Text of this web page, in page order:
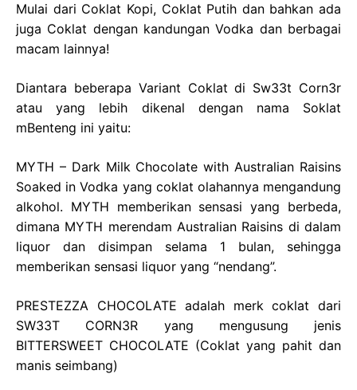
Mulai dari Coklat Kopi, Coklat Putih dan bahkan ada
juga Coklat dengan kandungan Vodka dan berbagai
macam lainnya!
Diantara beberapa Variant Coklat di Sw33t Corn3r
atau yang lebih dikenal dengan nama Soklat
mBenteng ini yaitu:
MYTH – Dark Milk Chocolate with Australian Raisins
Soaked in Vodka yang coklat olahannya mengandung
alkohol. MYTH memberikan sensasi yang berbeda,
dimana MYTH merendam Australian Raisins di dalam
liquor dan disimpan selama 1 bulan, sehingga
memberikan sensasi liquor yang “nendang”.
PRESTEZZA CHOCOLATE adalah merk coklat dari
SW33T CORN3R yang mengusung jenis
BITTERSWEET CHOCOLATE (Coklat yang pahit dan
manis seimbang)